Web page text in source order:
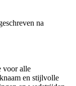
na
voor alle
en stijlvolle